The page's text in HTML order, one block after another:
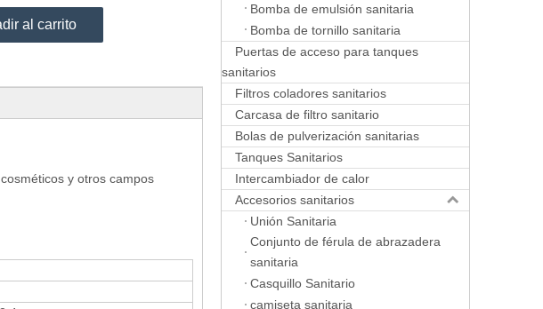
al carrito
y otros campos
Bomba de emulsión sanitaria
Bomba de tornillo sanitaria
Puertas de acceso para tanques
sanitarios
Filtros coladores sanitarios
Carcasa de filtro sanitario
Bolas de pulverización sanitarias
Tanques Sanitarios
Intercambiador de calor
Accesorios sanitarios
Unión Sanitaria
Conjunto de férula de abrazadera
sanitaria
Casquillo Sanitario
camiseta sanitaria